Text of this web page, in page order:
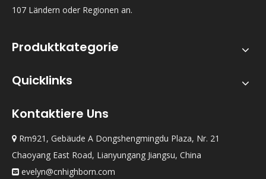
107 Ländern oder Regionen an.
Produktkategorie
Quicklinks
Kontaktiere Uns
 Rm921, Gebäude A Dongshengmingdu Plaza, Nr. 21
Chaoyang East Road, Lianyungang Jiangsu, China
 evelyn@cnhighborn.com